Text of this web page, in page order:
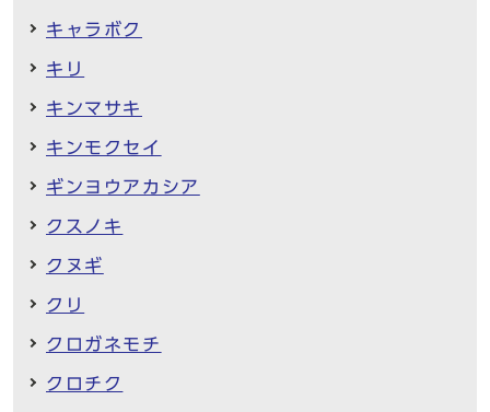
キャラボク
キリ
キンマサキ
キンモクセイ
ギンヨウアカシア
クスノキ
クヌギ
クリ
クロガネモチ
クロチク